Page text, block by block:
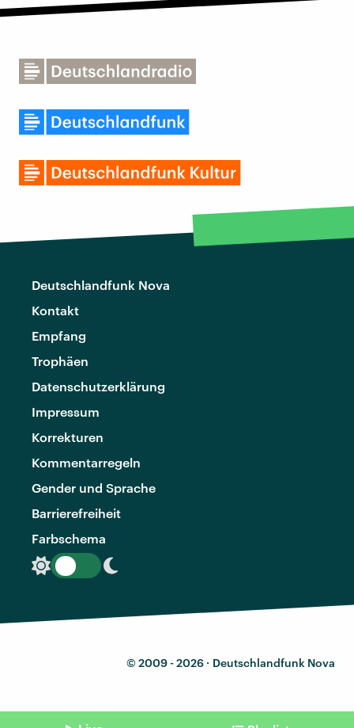
Deutschlandfunk Nova
Kontakt
Empfang
Trophäen
Datenschutzerklärung
Impressum
Korrekturen
Kommentarregeln
Gender und Sprache
Barrierefreiheit
Farbschema
© 2009 - 2026 · Deutschlandfunk Nova